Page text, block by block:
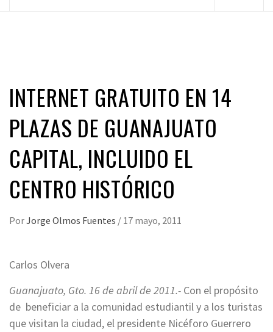
INTERNET GRATUITO EN 14
PLAZAS DE GUANAJUATO
CAPITAL, INCLUIDO EL
CENTRO HISTÓRICO
PorJorge Olmos Fuentes / 17 mayo, 2011
Carlos Olvera
Guanajuato, Gto. 16 de abril de 2011.- Con el propósito
de beneficiar a la comunidad estudiantil y a los turistas
que visitan la ciudad, el presidente Nicéforo Guerrero